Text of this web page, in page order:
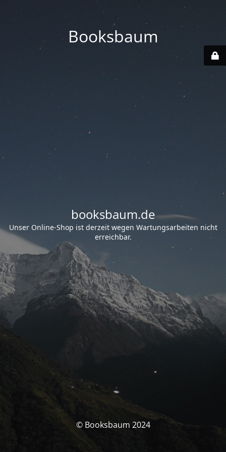
Booksbaum
booksbaum.de
Unser Online-Shop ist derzeit wegen Wartungsarbeiten nicht
erreichbar.
© Booksbaum 2024